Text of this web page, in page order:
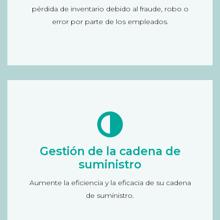
pérdida de inventario debido al fraude, robo o
error por parte de los empleados.
realizado las transacciones, transacciones con la
misma tarjeta),...
Gestión de la cadena de
suministro
Aumente la eficiencia y la eficacia de su cadena
de suministro.
Solución para la Gestión de la cadena de
suministro
Gestión de inventario, informes recepción y envío;
informe para la gestión y control de proveedores,
informe sobre los envíos que han salido por
centro de distribución, informe por mercancía...